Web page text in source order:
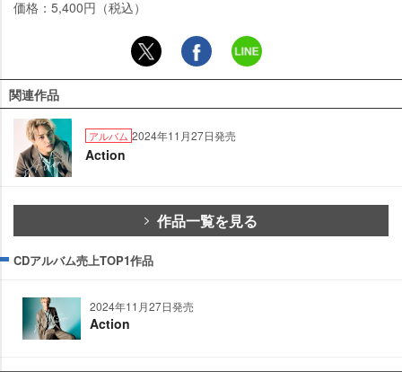
価格：5,400円（税込）
関連作品
アルバム 2024年11月27日発売
Action
作品一覧を見る
CDアルバム売上TOP1作品
2024年11月27日発売
Action